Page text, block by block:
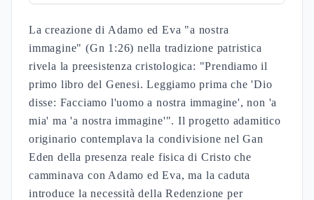
La creazione di Adamo ed Eva "a nostra
immagine" (Gn 1:26) nella tradizione patristica
rivela la preesistenza cristologica: "Prendiamo il
primo libro del Genesi. Leggiamo prima che 'Dio
disse: Facciamo l'uomo a nostra immagine', non 'a
mia' ma 'a nostra immagine'". Il progetto adamitico
originario contemplava la condivisione nel Gan
Eden della presenza reale fisica di Cristo che
camminava con Adamo ed Eva, ma la caduta
introduce la necessità della Redenzione per